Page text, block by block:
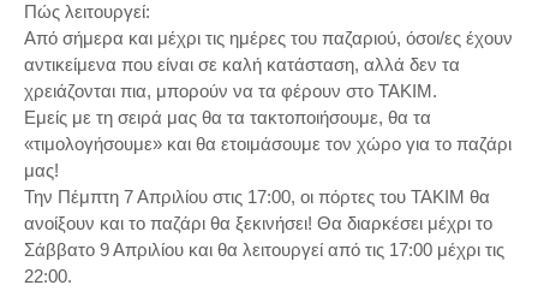
Πώς λειτουργεί:
Από σήμερα και μέχρι τις ημέρες του παζαριού, όσοι/ες έχουν
αντικείμενα που είναι σε καλή κατάσταση, αλλά δεν τα
χρειάζονται πια, μπορούν να τα φέρουν στο ΤΑΚΙΜ.
Εμείς με τη σειρά μας θα τα τακτοποιήσουμε, θα τα
«τιμολογήσουμε» και θα ετοιμάσουμε τον χώρο για το παζάρι
μας!
Την Πέμπτη 7 Απριλίου στις 17:00, οι πόρτες του ΤΑΚΙΜ θα
ανοίξουν και το παζάρι θα ξεκινήσει! Θα διαρκέσει μέχρι το
Σάββατο 9 Απριλίου και θα λειτουργεί από τις 17:00 μέχρι τις
22:00.